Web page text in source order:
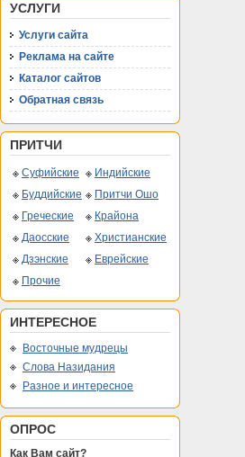
УСЛУГИ
Услуги сайта
Реклама на сайте
Каталог сайтов
Обратная связь
ПРИТЧИ
Суфийские
Индийские
Буддийские
Притчи Ошо
Греческие
Крайона
Даосские
Христианские
Дзэнские
Еврейские
Прочие
ИНТЕРЕСНОЕ
Восточные мудрецы
Слова Назидания
Разное и интересное
ОПРОС
Как Вам сайт?